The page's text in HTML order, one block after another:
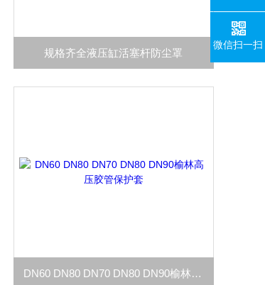
规格齐全液压缸活塞杆防尘罩
DN60 DN80 DN70 DN80 DN90榆林高压胶管保护套
微信扫一扫